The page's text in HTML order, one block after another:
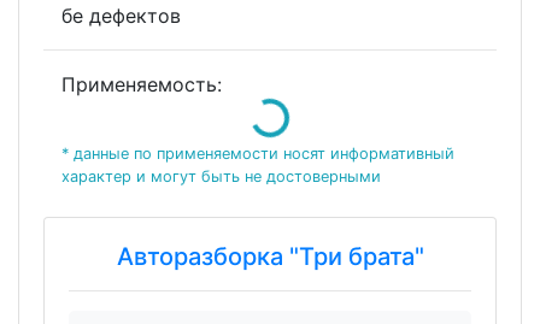
бе дефектов
Применяемость:
Loading...
* данные по применяемости носят информативный
характер и могут быть не достоверными
Авторазборка "Три брата"